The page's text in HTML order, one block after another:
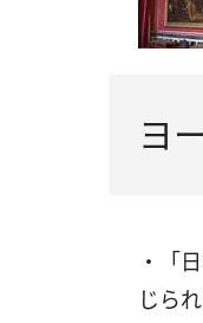
ヨ
・「
じら